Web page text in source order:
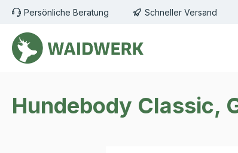
Hauptinhalt springen
Zur Suche springen
Zur Hauptnavigation springen
Persönliche Beratung Schneller Versand
Hundebody Classic,